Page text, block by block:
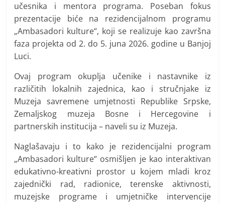
učesnika i mentora programa. Poseban fokus
prezentacije biće na rezidencijalnom programu
„Ambasadori kulture“, koji se realizuje kao završna
faza projekta od 2. do 5. juna 2026. godine u Banjoj
Luci.
Ovaj program okuplja učenike i nastavnike iz
različitih lokalnih zajednica, kao i stručnjake iz
Muzeja savremene umjetnosti Republike Srpske,
Zemaljskog muzeja Bosne i Hercegovine i
partnerskih institucija – naveli su iz Muzeja.
Naglašavaju i to kako je rezidencijalni program
„Ambasadori kulture“ osmišljen je kao interaktivan
edukativno-kreativni prostor u kojem mladi kroz
zajednički rad, radionice, terenske aktivnosti,
muzejske programe i umjetničke intervencije